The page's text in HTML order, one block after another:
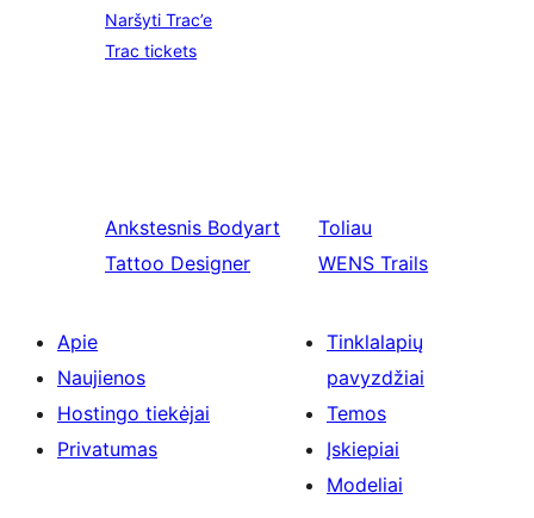
Naršyti Trac’e
Trac tickets
Ankstesnis Bodyart
Tattoo Designer
Toliau
WENS Trails
Apie
Naujienos
Hostingo tiekėjai
Privatumas
Tinklalapių
pavyzdžiai
Temos
Įskiepiai
Modeliai